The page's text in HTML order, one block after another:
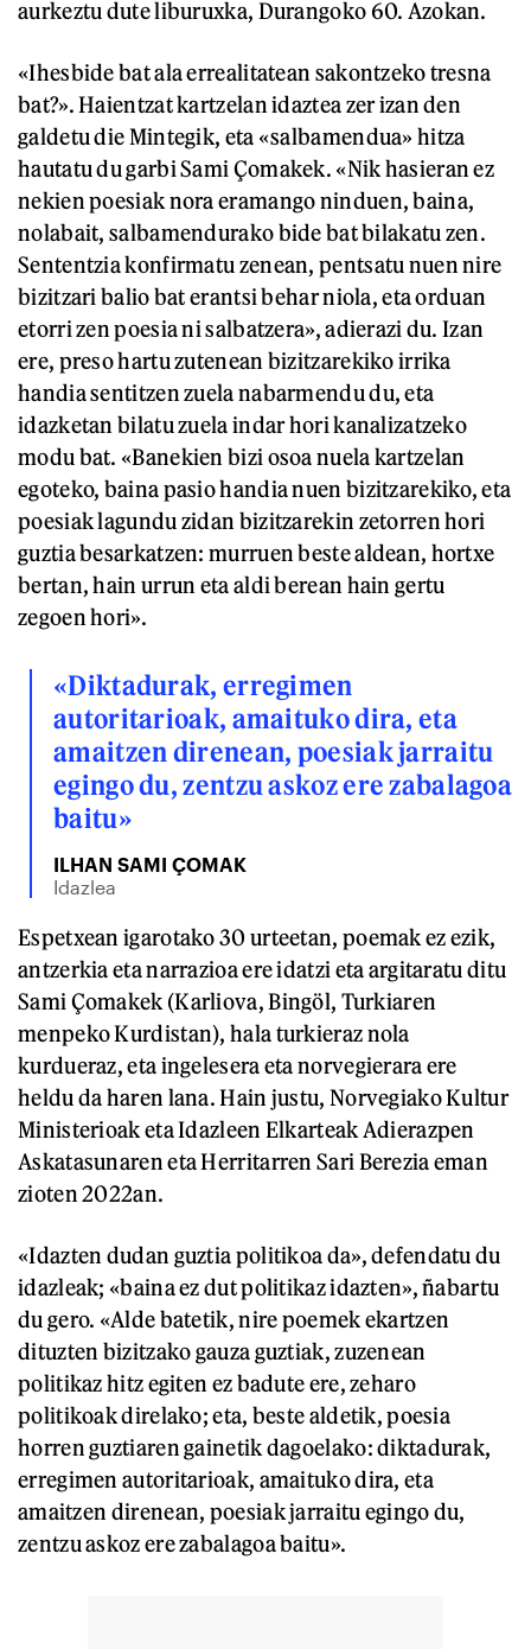
aurkeztu dute liburuxka, Durangoko 60. Azokan.
«Ihesbide bat ala errealitatean sakontzeko tresna
bat?». Haientzat kartzelan idaztea zer izan den
galdetu die Mintegik, eta «salbamendua» hitza
hautatu du garbi Sami Çomakek. «Nik hasieran ez
nekien poesiak nora eramango ninduen, baina,
nolabait, salbamendurako bide bat bilakatu zen.
Sententzia konfirmatu zenean, pentsatu nuen nire
bizitzari balio bat erantsi behar niola, eta orduan
etorri zen poesia ni salbatzera», adierazi du. Izan
ere, preso hartu zutenean bizitzarekiko irrika
handia sentitzen zuela nabarmendu du, eta
idazketan bilatu zuela indar hori kanalizatzeko
modu bat. «Banekien bizi osoa nuela kartzelan
egoteko, baina pasio handia nuen bizitzarekiko, eta
poesiak lagundu zidan bizitzarekin zetorren hori
guztia besarkatzen: murruen beste aldean, hortxe
bertan, hain urrun eta aldi berean hain gertu
zegoen hori».
«Diktadurak, erregimen
autoritarioak, amaituko dira, eta
amaitzen direnean, poesiak jarraitu
egingo du, zentzu askoz ere zabalagoa
baitu»
ILHAN SAMI ÇOMAK
Idazlea
Espetxean igarotako 30 urteetan, poemak ez ezik,
antzerkia eta narrazioa ere idatzi eta argitaratu ditu
Sami Çomakek (Karliova, Bingöl, Turkiaren
menpeko Kurdistan), hala turkieraz nola
kurdueraz, eta ingelesera eta norvegierara ere
heldu da haren lana. Hain justu, Norvegiako Kultur
Ministerioak eta Idazleen Elkarteak Adierazpen
Askatasunaren eta Herritarren Sari Berezia eman
zioten 2022an.
«Idazten dudan guztia politikoa da», defendatu du
idazleak; «baina ez dut politikaz idazten», ñabartu
du gero. «Alde batetik, nire poemek ekartzen
dituzten bizitzako gauza guztiak, zuzenean
politikaz hitz egiten ez badute ere, zeharo
politikoak direlako; eta, beste aldetik, poesia
horren guztiaren gainetik dagoelako: diktadurak,
erregimen autoritarioak, amaituko dira, eta
amaitzen direnean, poesiak jarraitu egingo du,
zentzu askoz ere zabalagoa baitu».